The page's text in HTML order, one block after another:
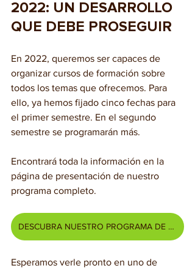
2022: UN DESARROLLO
QUE DEBE PROSEGUIR
En 2022, queremos ser capaces de
organizar cursos de formación sobre
todos los temas que ofrecemos. Para
ello, ya hemos fijado cinco fechas para
el primer semestre. En el segundo
semestre se programarán más.
Encontrará toda la información en la
página de presentación de nuestro
programa completo.
DESCUBRA NUESTRO PROGRAMA DE FORMACIÓN
Esperamos verle pronto en uno de